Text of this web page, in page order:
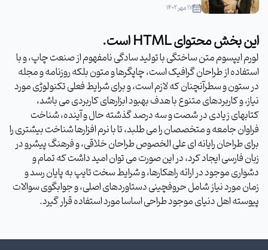
۱۷ مهر ۱۴۰۲
این بخش محتوای HTML است.
لورم ایپسوم متن ساختگی با تولید سادگی نامفهوم از صنعت چاپ، و با
استفاده از طراحان گرافیک است، چاپگرها و متون بلکه روزنامه و مجله
در ستون و سطرآنچنان که لازم است، و برای شرایط فعلی تکنولوژی مورد
نیاز، و کاربردهای متنوع با هدف بهبود ابزارهای کاربردی می باشد،
کتابهای زیادی در شصت و سه درصد گذشته حال و آینده، شناخت
فراوان جامعه و متخصصان را می طلبد، تا با نرم افزارها شناخت بیشتری را
برای طراحان رایانه ای علی الخصوص طراحان خلاقی، و فرهنگ پیشرو در
زبان فارسی ایجاد کرد، در این صورت می توان امید داشت که تمام و
دشواری موجود در ارائه راهکارها، و شرایط سخت تایپ به پایان رسد و
زمان مورد نیاز شامل حروفچینی دستاوردهای اصلی، و جوابگوی سوالات
پیوسته اهل دنیای موجود طراحی اساسا مورد استفاده قرار گیرد.